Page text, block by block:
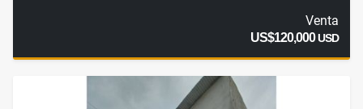
Venta
US$120,000USD